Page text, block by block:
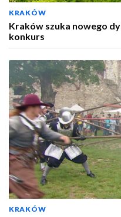
KRAKÓW
Kraków szuka nowego
konkurs
KRAKÓW